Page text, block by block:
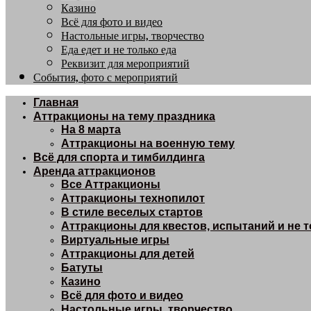
Казино
Всё для фото и видео
Настольные игры, творчество
Еда едет и не только еда
Реквизит для мероприятий
События, фото с мероприятий
Главная
Аттракционы на тему праздника
На 8 марта
Аттракционы на военную тему
Всё для спорта и тимбилдинга
Аренда аттракционов
Все Аттракционы
Аттракционы технопилот
В стиле веселых стартов
Аттракционы для квестов, испытаний и не
Виртуальные игры
Аттракционы для детей
Батуты
Казино
Всё для фото и видео